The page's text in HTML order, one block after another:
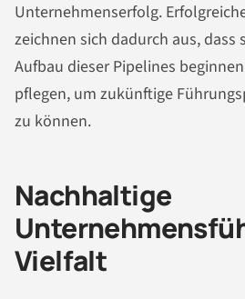
Unternehmenserfolg.
zeichnen sich dadurch aus, dass
Aufbau dieser Pipelines
pflegen, um zukünftige
zu können.
Nachhaltige
Vielfalt